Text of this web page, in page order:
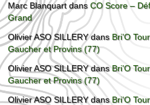
Marc BlanquartdansCO Score –
Grand
Olivier ASO SILLERYdans Bri’O
Gaucher et Provins (77)
Olivier ASO SILLERYdansBri’O
Gaucher et Provins (77)
Olivier ASO SILLERYdansBri’O